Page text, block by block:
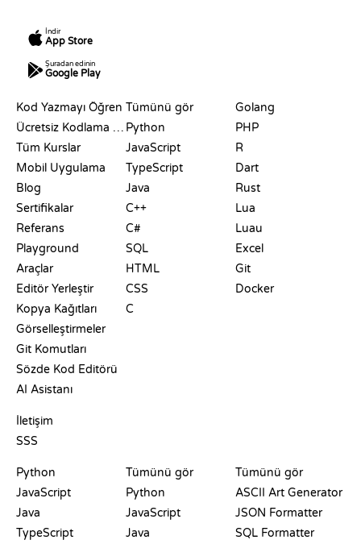
İndir
App Store
Şuradan edinin
Google Play
Kod Yazmayı Öğren
Ücretsiz Kodlama Siteleri
Tüm Kurslar
Mobil Uygulama
Blog
Sertifikalar
Referans
Playground
Araçlar
Editör Yerleştir
Kopya Kağıtları
Görselleştirmeler
Git Komutları
Sözde Kod Editörü
AI Asistanı
İletişim
SSS
Tümünü gör
Python
JavaScript
TypeScript
Java
C++
C#
SQL
HTML
CSS
C
Golang
PHP
R
Dart
Rust
Lua
Luau
Excel
Git
Docker
Python
JavaScript
Java
TypeScript
Tümünü gör
Python
JavaScript
Java
Tümünü gör
ASCII Art Generator
JSON Formatter
SQL Formatter